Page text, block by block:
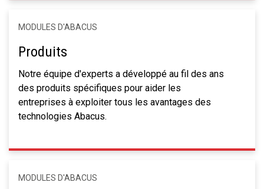
MODULES D'ABACUS
Produits
Notre équipe d'experts a développé au fil des ans
des produits spécifiques pour aider les
entreprises à exploiter tous les avantages des
technologies Abacus.
MODULES D'ABACUS